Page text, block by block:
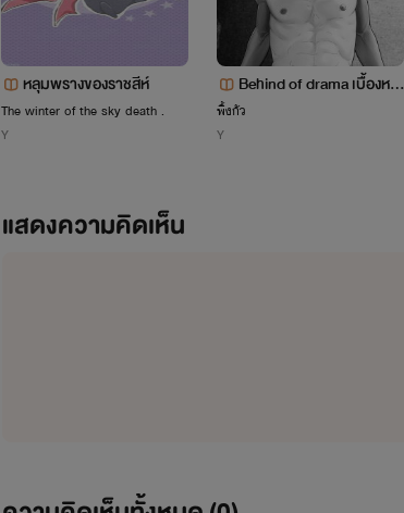
หลุมพรางของราชสีห์
The winter of the sky death .
Y
Behind of drama เบื้องหลัง
ของกิ่งไม้ | Yaoi,boyslove s
พิ้งกัว
Y
แสดงความคิดเห็น